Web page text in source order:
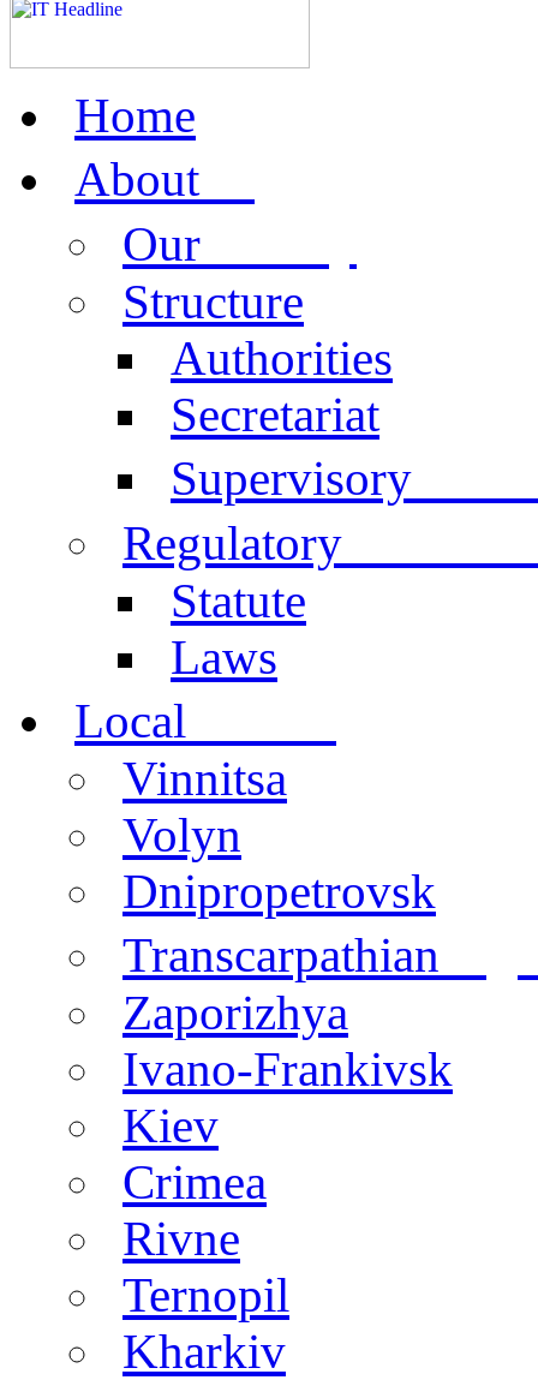
Home
Aboutus
Our
Structure
Authorities
Secretariat
Supervisory
Regulatory
Statute
Laws
Local
Vinnitsa
Volyn
Dnipropetrovsk
Transcarpathian
Zaporizhya
Ivano-Frankivsk
Kiev
Crimea
Rivne
Ternopil
Kharkiv